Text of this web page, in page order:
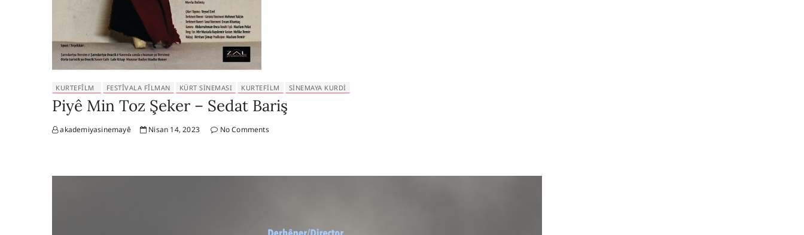
KURTEFÎLM FESTÎVALA FÎLMAN KÜRT SINEMASI KURTEFILM SINEMAYA KURDI
Piyê Min Toz Şeker – Sedat Bariş
akademiyasinemayê Nisan 14, 2023 No Comments